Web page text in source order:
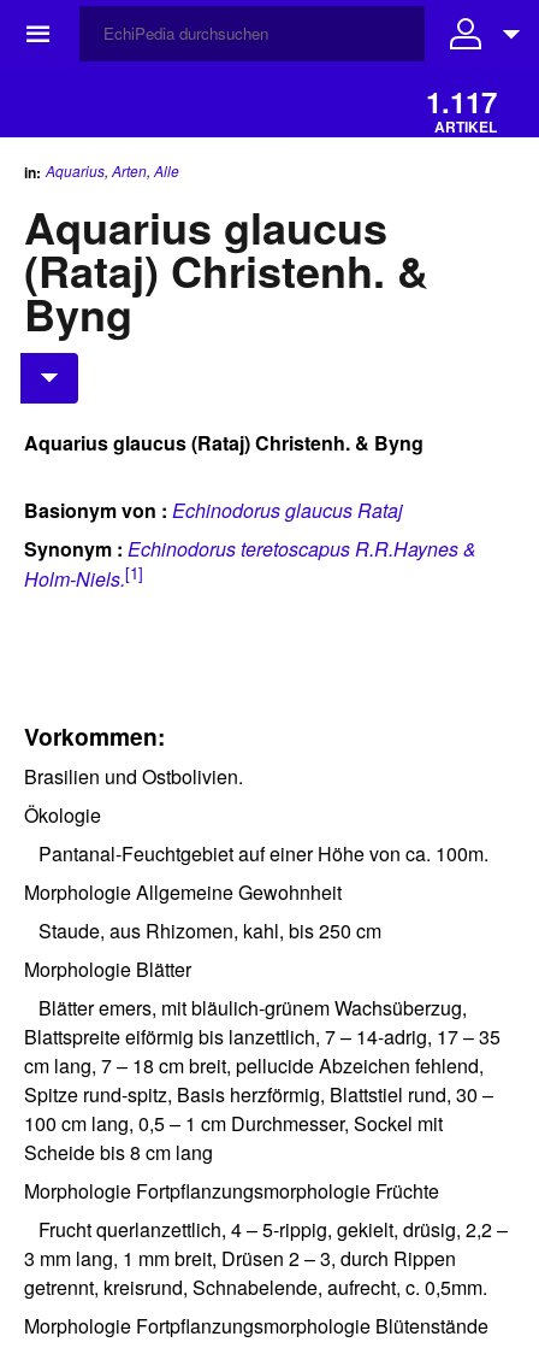
☰
1.117
ARTIKEL
in: Aquarius, Arten, Alle
Aquarius glaucus
(Rataj) Christenh. &
Byng
Aquarius glaucus (Rataj) Christenh. & Byng
Basionym von : Echinodorus glaucus Rataj
Synonym : Echinodorus teretoscapus R.R.Haynes &
Holm-Niels.[1]
Vorkommen:
Brasilien und Ostbolivien.
Ökologie
Pantanal-Feuchtgebiet auf einer Höhe von ca. 100m.
Morphologie Allgemeine Gewohnheit
Staude, aus Rhizomen, kahl, bis 250 cm
Morphologie Blätter
Blätter emers, mit bläulich-grünem Wachsüberzug,
Blattspreite eiförmig bis lanzettlich, 7 – 14-adrig, 17 – 35
cm lang, 7 – 18 cm breit, pellucide Abzeichen fehlend,
Spitze rund-spitz, Basis herzförmig, Blattstiel rund, 30 –
100 cm lang, 0,5 – 1 cm Durchmesser, Sockel mit
Scheide bis 8 cm lang
Morphologie Fortpflanzungsmorphologie Früchte
Frucht querlanzettlich, 4 – 5-rippig, gekielt, drüsig, 2,2 –
3 mm lang, 1 mm breit, Drüsen 2 – 3, durch Rippen
getrennt, kreisrund, Schnabelende, aufrecht, c. 0,5mm.
Morphologie Fortpflanzungsmorphologie Blütenstände